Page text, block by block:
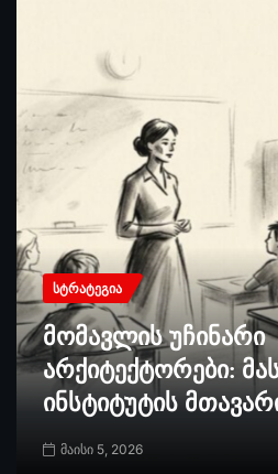
ᲡᲢᲠᲐᲢᲔᲒᲘᲐ
მომავლის უჩინარი
არქიტექტორები:
ინსტიტუტის
მაისი 5, 2026